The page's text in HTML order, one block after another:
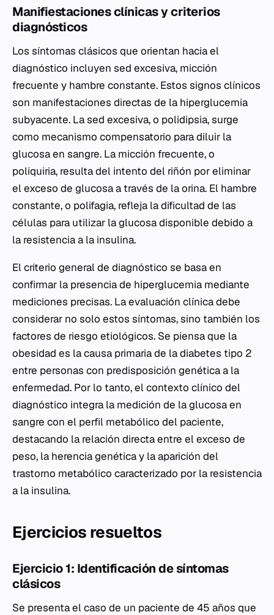
Manifiestaciones clínicas y criterios
diagnósticos
Los síntomas clásicos que orientan hacia el
diagnóstico incluyen sed excesiva, micción
frecuente y hambre constante. Estos signos clínicos
son manifestaciones directas de la hiperglucemia
subyacente. La sed excesiva, o polidipsia, surge
como mecanismo compensatorio para diluir la
glucosa en sangre. La micción frecuente, o
poliquiria, resulta del intento del riñón por eliminar
el exceso de glucosa a través de la orina. El hambre
constante, o polifagia, refleja la dificultad de las
células para utilizar la glucosa disponible debido a
la resistencia a la insulina.
El criterio general de diagnóstico se basa en
confirmar la presencia de hiperglucemia mediante
mediciones precisas. La evaluación clínica debe
considerar no solo estos síntomas, sino también los
factores de riesgo etiológicos. Se piensa que la
obesidad es la causa primaria de la diabetes tipo 2
entre personas con predisposición genética a la
enfermedad. Por lo tanto, el contexto clínico del
diagnóstico integra la medición de la glucosa en
sangre con el perfil metabólico del paciente,
destacando la relación directa entre el exceso de
peso, la herencia genética y la aparición del
trastorno metabólico caracterizado por la resistencia
a la insulina.
Ejercicios resueltos
Ejercicio 1: Identificación de síntomas
clásicos
Se presenta el caso de un paciente de 45 años que